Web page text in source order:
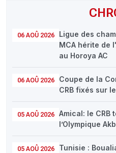
06 AOÛ 2026
Ligue des
MCA hérite de
au Horoya AC
06 AOÛ 2026
Coupe de la
CRB fixés sur
05 AOÛ 2026
Amical: le CRB
l’Olympique
05 AOÛ 2026
Tunisie :